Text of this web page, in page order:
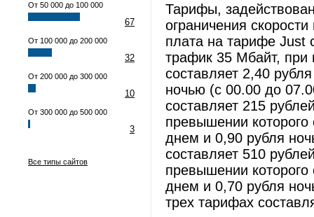
От 50 000 до 100 000
67
От 100 000 до 200 000
32
От 200 000 до 300 000
10
От 300 000 до 500 000
3
Все типы сайтов
Тарифы,
ограничения
плата на тарифе Just
трафик 35 Мбайт, при
составляет 2,40
ночью (с 00.00 до
составляет 215
превышении которого
днем и 0,90 рубля
составляет 510
превышении которого
днем и 0,70 рубля
трех тарифах